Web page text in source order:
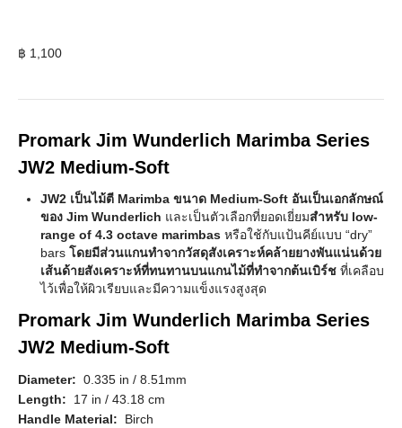
฿ 1,100
Promark Jim Wunderlich Marimba Series
JW2 Medium-Soft
JW2 เป็นไม้ตี Marimba ขนาด Medium-Soft อันเป็นเอกลักษณ์
ของ Jim Wunderlich และเป็นตัวเลือกที่ยอดเยี่ยมสำหรับ low-
range of 4.3 octave marimbas หรือใช้กับแป้นคีย์แบบ “dry”
bars โดยมีส่วนแกนทำจากวัสดุสังเคราะห์คล้ายยางพันแน่นด้วย
เส้นด้ายสังเคราะห์ที่ทนทานบนแกนไม้ที่ทำจากต้นเบิร์ช ที่เคลือบ
ไว้เพื่อให้ผิวเรียบและมีความแข็งแรงสูงสุด
Promark Jim Wunderlich Marimba Series
JW2 Medium-Soft
Diameter: 0.335 in / 8.51mm
Length: 17 in / 43.18 cm
Handle Material: Birch